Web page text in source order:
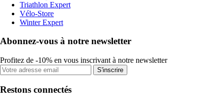
Triathlon Expert
Vélo-Store
Winter Expert
Abonnez-vous à notre newsletter
Profitez de -10% en vous inscrivant à notre newsletter
S'inscrire
Restons connectés